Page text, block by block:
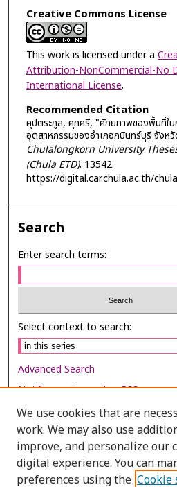
Creative Commons License
This work is licensed under a
Attribution-NonCommercial-No
International License.
Recommended Citation
คุปตระกูล, ศุภศรี, "ศักยภาพของพื้นที่ใ
อุตสาหกรรมของอำเภอกบินทร์บุรี จังห
Chulalongkorn University
(Chula ETD). 13542.
https://digital.car.chula.ac.th/
Search
Enter search terms:
Select context to search:
Advanced Search
Notify me via email orRSS
Browse
Collections
Disciplines
We use cookies that are
work. We may also use
improve, and personalize our
digital experience. You can
preferences using the Cookie